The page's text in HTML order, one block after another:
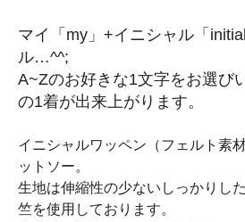
マイ「my」+イニシャル「
ル…^^;
A~Zのお好きな1文字をお選び
の1着が出来上がります。
イニシャルワッペン（フェルト素
ットソー。
生地は伸縮性の少ないしっかりし
竺を使用しております。